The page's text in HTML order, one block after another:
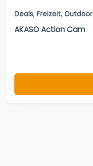
Deals, Freizeit, Outdoor
AKASO Action Cam